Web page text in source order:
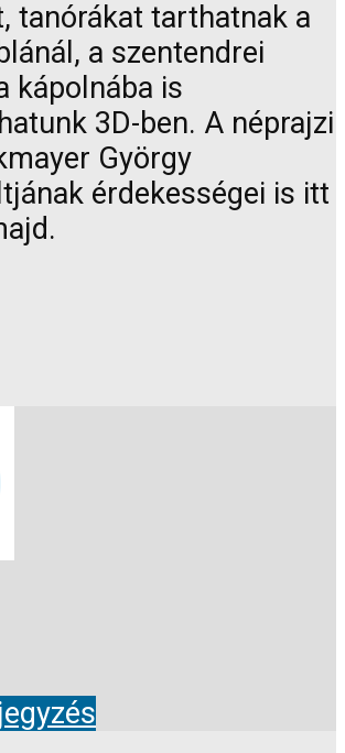
tanórákat tarthatnak a
a szentendrei
kápolnába is
3D-ben. A néprajzi
György
érdekességei is itt